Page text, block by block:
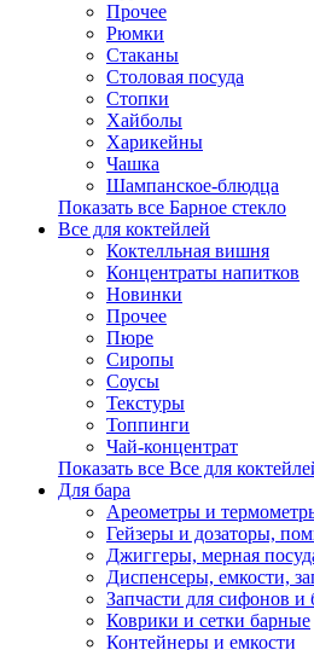
Прочее
Рюмки
Стаканы
Столовая посуда
Стопки
Хайболы
Харикейны
Чашка
Шампанское-блюдца
Показать все Барное стекло
Все для коктейлей
Коктелльная вишня
Концентраты напитков
Новинки
Прочее
Пюре
Сиропы
Соусы
Текстуры
Топпинги
Чай-концентрат
Показать все Все для
Для бара
Ареометры и
Гейзеры и дозаторы,
Джиггеры, мерная
Диспенсеры, емкости,
Запчасти для сифонов и
Коврики и сетки барные
Контейнеры и емкости